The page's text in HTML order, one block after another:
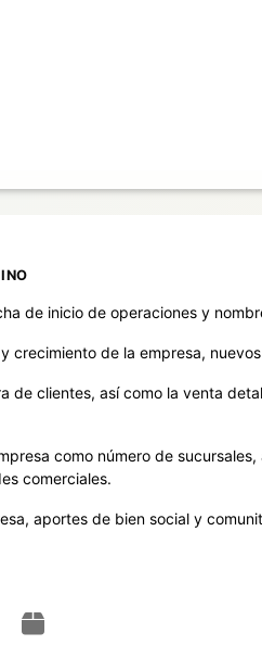
de inicio de operaciones y
crecimiento de la empresa,
de clientes, así como la venta
como número de
comerciales.
aportes de bien social y